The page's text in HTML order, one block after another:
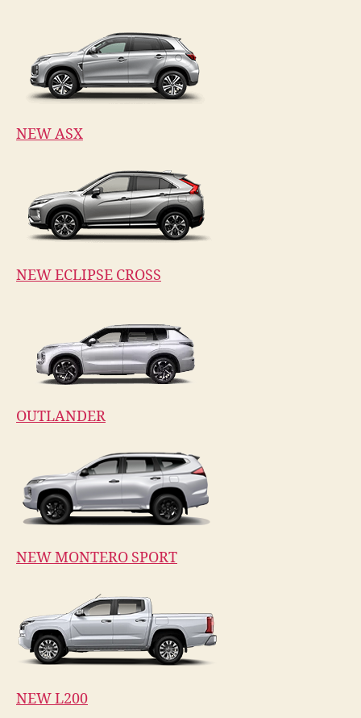
NEW ASX
NEW ECLIPSE CROSS
OUTLANDER
NEW MONTERO SPORT
NEW L200